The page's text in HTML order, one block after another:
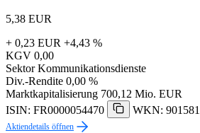
5,38 EUR
+ 0,23 EUR +4,43 %
KGV 0,00
Sektor Kommunikationsdienste
Div.-Rendite 0,00 %
Marktkapitalisierung 700,12 Mio. EUR
ISIN: FR0000054470
WKN: 901581
Aktiendetails öffnen